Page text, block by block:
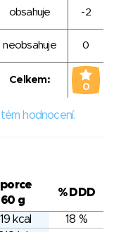
obsahuje -2
neobsahuje 0
Celkem:
0
hodnocení.
porce
60 g
% DDD
kcal
18 %